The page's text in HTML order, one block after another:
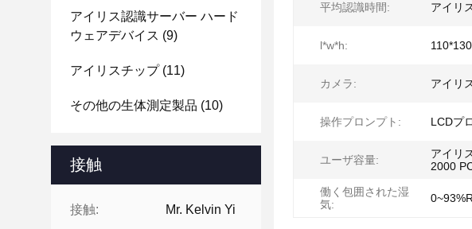
アイリス認識サーバー ハード
ウェアデバイス (9)
アイリスチップ(11)
その他の生体測定製品 (10)
接触
接触: Mr. Kelvin Yi
平均認識時間: アイリ
l*w*h:
カメラ: アイリ
操作プロンプト: LCDプ
ユーザ容量:
アイリ
2000
働く包囲された湿
気: